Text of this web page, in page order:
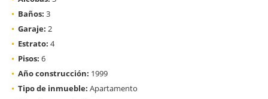
Baños: 3
Garaje: 2
Estrato: 4
Pisos: 6
Año construcción: 1999
Tipo de inmueble: Apartamento